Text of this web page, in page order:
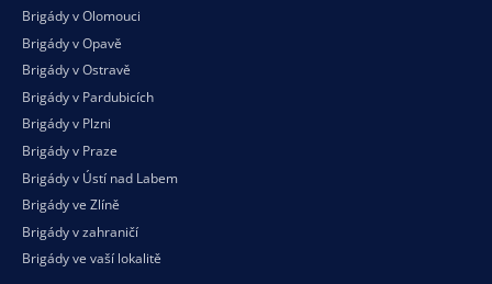
Brigády v Olomouci
Brigády v Opavě
Brigády v Ostravě
Brigády v Pardubicích
Brigády v Plzni
Brigády v Praze
Brigády v Ústí nad Labem
Brigády ve Zlíně
Brigády v zahraničí
Brigády ve vaší lokalitě